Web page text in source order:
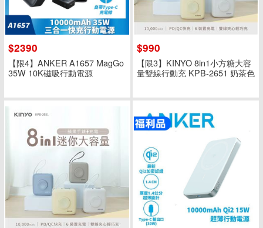
$2390
【限4】ANKER A1657 MagGo
35W 10K磁吸行動電源
$990
【限3】KINYO 8in1小方糖大容
量雙線行動充 KPB-2651 奶茶色